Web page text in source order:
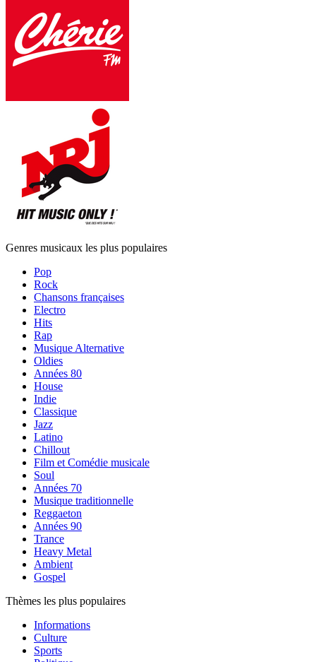
Genres musicaux les plus populaires
Pop
Rock
Chansons françaises
Electro
Hits
Rap
Musique Alternative
Oldies
Années 80
House
Indie
Classique
Jazz
Latino
Chillout
Film et Comédie musicale
Soul
Années 70
Musique traditionnelle
Reggaeton
Années 90
Trance
Heavy Metal
Ambient
Gospel
Thèmes les plus populaires
Informations
Culture
Sports